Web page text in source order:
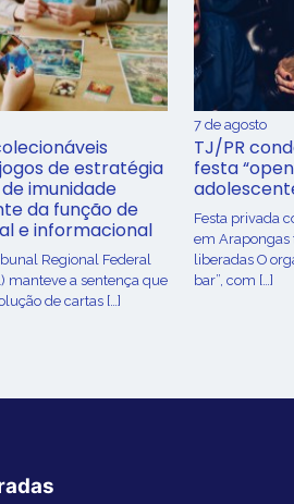
de estratégia
imunidade
da função de
e informacional
Regional Federal
manteve a sentença que
de cartas […]
7 de agosto
TJ/PR
festa
Festa privada
em Arapongas
liberadas O
bar”, com […]